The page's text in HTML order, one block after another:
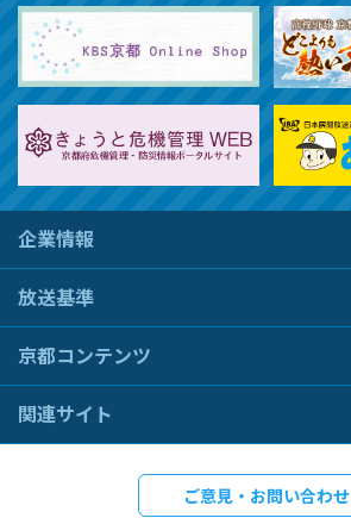
企業情報
放送基準
京都コンテンツ
関連サイト
ご意見・お問い合わせ